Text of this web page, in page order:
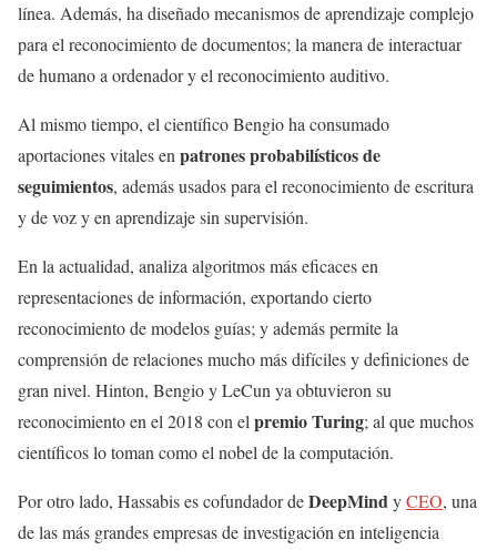
línea. Además, ha diseñado mecanismos de aprendizaje complejo
para el reconocimiento de documentos; la manera de interactuar
de humano a ordenador y el reconocimiento auditivo.
Al mismo tiempo, el científico Bengio ha consumado
aportaciones vitales en patrones probabilísticos de
seguimientos, además usados para el reconocimiento de escritura
y de voz y en aprendizaje sin supervisión.
En la actualidad, analiza algoritmos más eficaces en
representaciones de información, exportando cierto
reconocimiento de modelos guías; y además permite la
comprensión de relaciones mucho más difíciles y definiciones de
gran nivel. Hinton, Bengio y LeCun ya obtuvieron su
reconocimiento en el 2018 con el premio Turing; al que muchos
científicos lo toman como el nobel de la computación.
Por otro lado, Hassabis es cofundador deDeepMindyCEO, una
de las más grandes empresas de investigación en inteligencia